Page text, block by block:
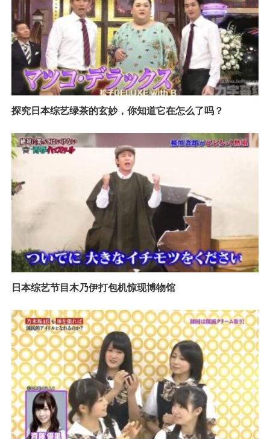
探究日本综艺绿茶的玄妙，你知道它在怎么了吗？
日本综艺节目木乃伊打包机惊现博物馆